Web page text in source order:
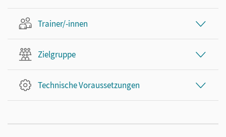
Trainer/-innen
Zielgruppe
Technische Voraussetzungen